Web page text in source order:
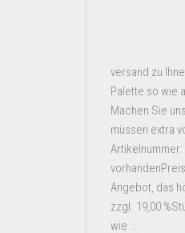
versand zu
Palette so wie
Machen Sie
müssen extra
Artikelnummer:
Angebot, das
zzgl. 19,00
wie ...